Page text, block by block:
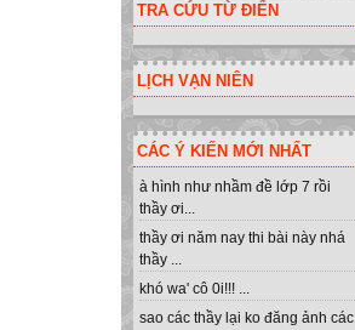
TRA CỨU TỪ ĐIỂN
LỊCH VẠN NIÊN
CÁC Ý KIẾN MỚI NHẤT
à hình như nhầm đề lớp 7 rồi
thầy ơi...
thầy ơi năm nay thi bài này nhá
thầy ...
khó wa' cô 0i!!! ...
sao các thầy lại ko đăng ảnh các